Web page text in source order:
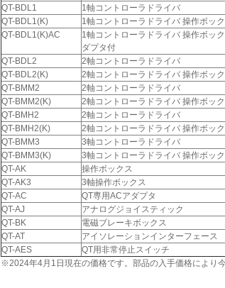
QT-BDL1
1軸コントローラドライバ
QT-BDL1(K)
1軸コントローラドライバ 操作ボッ
QT-BDL1(K)AC
1軸コントローラドライバ 操作ボッ
ダプタ付
QT-BDL2 2軸コントローラドライバ
QT-BDL2(K)
2軸コントローラドライバ 操作ボッ
QT-BMM2
2軸コントローラドライバ
QT-BMM2(K)
2軸コントローラドライバ 操作ボッ
QT-BMH2
2軸コントローラドライバ
QT-BMH2(K)
2軸コントローラドライバ 操作ボッ
QT-BMM3
3軸コントローラドライバ
QT-BMM3(K)
3軸コントローラドライバ 操作ボッ
QT-AK
操作ボックス
QT-AK3
3軸操作ボックス
QT-AC
QT専用ACアダプタ
QT-AJ
アナログジョイスティック
QT-BK
電磁ブレーキボックス
QT-AT
アイソレーションインターフェース
QT-AES
QT用非常停止スイッチ
※2024年4月1日現在の価格です。部品の入手価格により